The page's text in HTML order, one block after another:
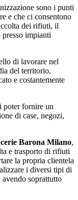
sono i punti
e che ci consentono
dei rifiuti, il
impianti
di lavorare nel
del territorio,
e costantemente
poter fornire un
di case, negozi,
Barona Milano,
e trasporto di rifiuti
la propria clientela
i diversi tipi di
soprattutto